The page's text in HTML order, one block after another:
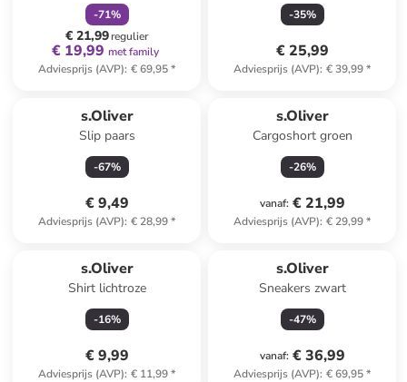
-71%
€ 21,99regulier
€ 19,99 met family
Adviesprijs (AVP): € 69,95*
-35%
€ 25,99
Adviesprijs (AVP): € 39,99*
s.Oliver
Slip paars
-67%
€ 9,49
Adviesprijs (AVP): € 28,99*
s.Oliver
Cargoshort groen
-26%
vanaf: € 21,99
Adviesprijs (AVP): € 29,99*
s.Oliver
Shirt lichtroze
-16%
€ 9,99
Adviesprijs (AVP): € 11,99*
s.Oliver
Sneakers zwart
-47%
vanaf: € 36,99
Adviesprijs (AVP): € 69,95*